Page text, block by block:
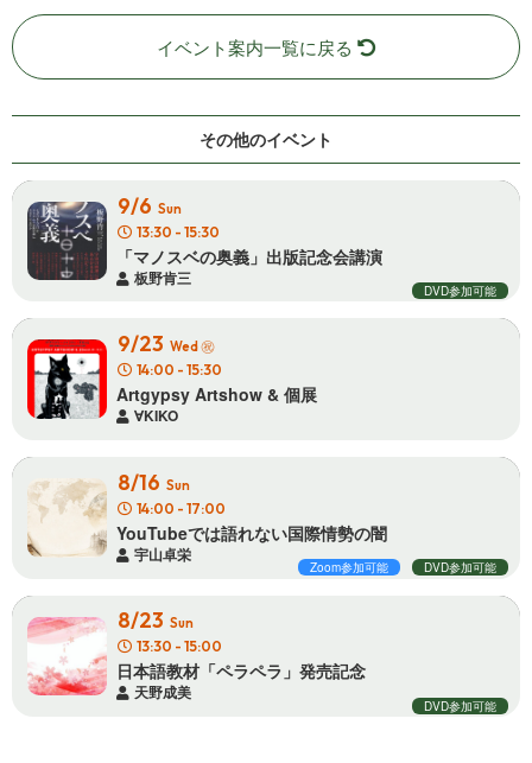
イベント案内一覧に戻る
その他の イ ベ ン ト
DVD参加可能
9/6 Sun
13:30 - 15:30
「マノスベの奥義」出版記 念 会 講 演
板野肯三
9/23 Wed㊗
14:00 - 15:30
Artgypsy Artshow & 個 展
∀KIKO
Zoom参加可能 DVD参加可能
8/16 Sun
14:00 - 17:00
YouTubeでは語れない国際 情 勢 の 闇
宇山卓栄
DVD参加可能
8/23 Sun
13:30 - 15:00
日本語教材「ペラペラ」発 売 記 念
天野成美